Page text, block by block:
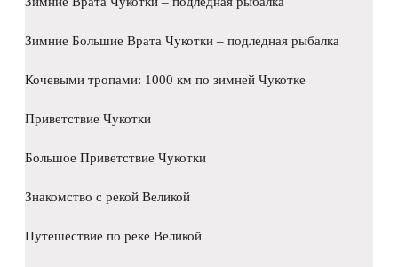
Зимние Большие Врата Чукотки – подледная рыбалка
Кочевыми тропами: 1000 км по зимней Чукотке
Приветствие Чукотки
Большое Приветствие Чукотки
Знакомство с рекой Великой
Путешествие по реке Великой